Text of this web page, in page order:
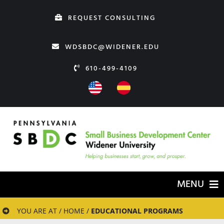
REQUEST CONSULTING
WDSBDC@WIDENER.EDU
610-499-4109
MENU
ABOUT US
YOU ARE AT / HOME / EDUCATIONAL PROGRAMS